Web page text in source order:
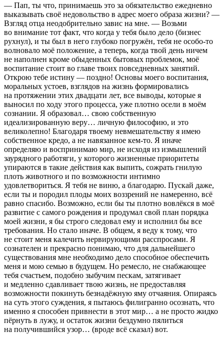
— Пап, ты что, принимаешь это за обязательство ежедневно
выказывать своё недовольство в адрес моего образа жизни? —
Взгляд отца неодобрительно завис на мне. — Возьми
во внимание тот факт, что когда у тебя было дело (бизнес
рухнул), и ты был в него глубоко погружён, тебя не особо-то
волновало моё положение, а теперь, когда твой день ничем
не наполнен кроме обыденных бытовых проблемок, моё
воспитание стоит во главе твоих повседневных занятий.
Открою тебе истину — поздно! Основы моего воспитания,
моральных устоев, взглядов на жизнь формировались
на протяжении этих двадцати лет, все выводы, которые я
выносил по ходу этого процесса, уже плотно осели в моём
сознании. Я образовал… свою собственную
идеализированную веру… личную философию, и это
великолепно! Благодаря твоему невмешательству я имею
собственное кредо, а не навязанное кем-то. Я иначе
определяю и воспринимаю мир, не исходя из измышлений
заурядного работяги, у которого жизненные приоритеты
упираются в такие действия как выпить, сожрать гнилую
плоть животного и по возможности интимно
удовлетвориться. Я тебя не виню, а благодарю. Пускай даже,
если ты и породил плоды моих воззрений не намеренно, всё
равно спасибо. Возможно, если бы ты плотно вовлёкся в моё
развитие с самого рождения и продумал свой план порядка
моей жизни, я бы строго следовал ему и исполнил бы все
требования. Но стало иначе. В общем, я веду к тому, что
не стоит меня калечить нервирующими расспросами. Я
сознателен и прекрасно понимаю, что для дальнейшего
существования мне необходимо дело способное обеспечить
меня и мою семью в будущем. Но ремесло, не снабжающее
тебя счастьем, подобно зыбучим пескам, затягивает
и медленно сдавливает твою жизнь, не предоставляя
возможности покинуть безнадёжную яму отчаяния. Опираясь
на суть этого суждения, я пытаюсь филигранно осознать, что
именно я способен привнести в этот мир… а не просто жидко
пёрнуть в лужу, и остаток жизни бездумно пялиться
на получившийся узор… (вроде всё сказал) вот.